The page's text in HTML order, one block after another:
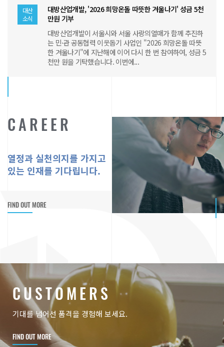
대산
소식
대방산업개발, '2026 희망온돌 따뜻한 겨울나기' 성금 5천
만원 기부
대방산업개발이 서울시와 서울 사랑의열매가 함께 추진하
는 민⋅관 공동협력 이웃돕기 사업인 "2026 희망온돌 따뜻
한 겨울나기"에 지난해에 이어 다시 한 번 참여하여, 성금 5
천만 원을 기탁했습니다. 이번에...
CAREER
열정과 실천의지를 가지고
있는 인재를 기다립니다.
FIND OUT MORE
CUSTOMERS
기대를 넘어선 품격을 경험해 보세요.
FIND OUT MORE